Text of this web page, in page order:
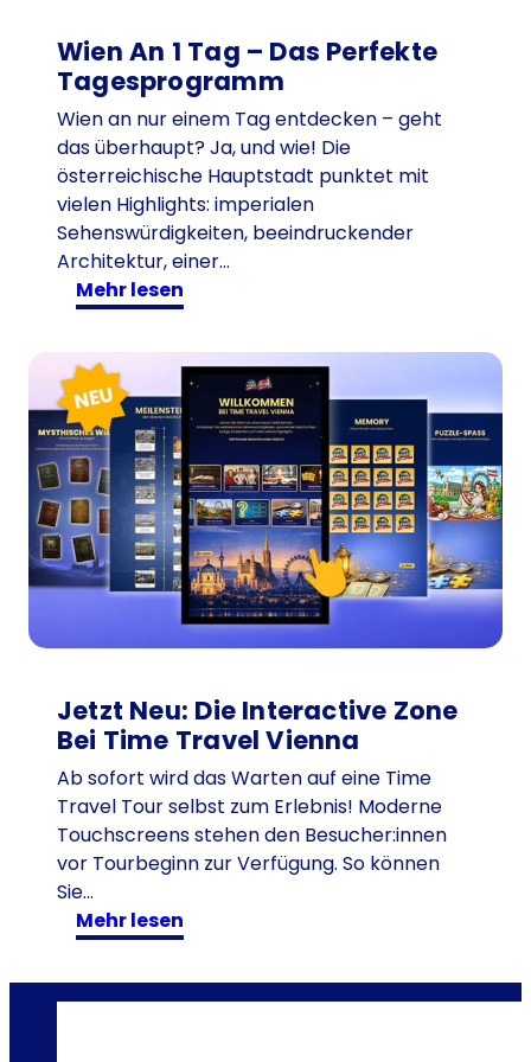
Wien An 1 Tag – Das Perfekte
Tagesprogramm
Wien an nur einem Tag entdecken – geht
das überhaupt? Ja, und wie! Die
österreichische Hauptstadt punktet mit
vielen Highlights: imperialen
Sehenswürdigkeiten, beeindruckender
Architektur, einer…
mehr lesen
W
e
a
n
1
T
a
g
–
D
p
e
r
f
e
k
T
g
Jetzt Neu: Die Interactive Zone
Bei Time Travel Vienna
Ab sofort wird das Warten auf eine Time
Travel Tour selbst zum Erlebnis! Moderne
Touchscreens stehen den Besucher:innen
vor Tourbeginn zur Verfügung. So können
Sie…
mehr lesen
J
e
t